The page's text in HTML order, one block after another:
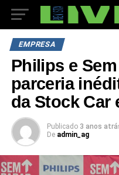
EMPRESA
Philips e
parceria
da Stock Car
Publicado 3 anos
De admin_ag